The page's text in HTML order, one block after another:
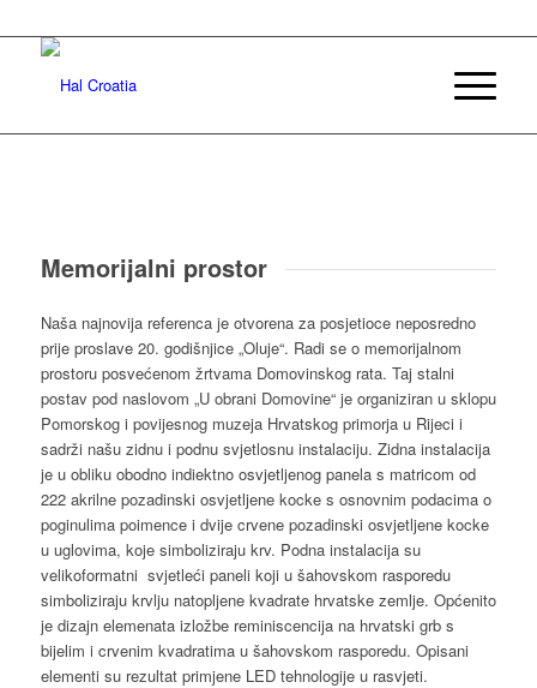
Memorijalni prostor
Naša najnovija referenca je otvorena za posjetioce neposredno
prije proslave 20. godišnjice „Oluje“. Radi se o memorijalnom
prostoru posvećenom žrtvama Domovinskog rata. Taj stalni
postav pod naslovom „U obrani Domovine“ je organiziran u sklopu
Pomorskog i povijesnog muzeja Hrvatskog primorja u Rijeci i
sadrži našu zidnu i podnu svjetlosnu instalaciju. Zidna instalacija
je u obliku obodno indiektno osvjetljenog panela s matricom od
222 akrilne pozadinski osvjetljene kocke s osnovnim podacima o
poginulima poimence i dvije crvene pozadinski osvjetljene kocke
u uglovima, koje simboliziraju krv. Podna instalacija su
velikoformatni svjetleći paneli koji u šahovskom rasporedu
simboliziraju krvlju natopljene kvadrate hrvatske zemlje. Općenito
je dizajn elemenata izložbe reminiscencija na hrvatski grb s
bijelim i crvenim kvadratima u šahovskom rasporedu. Opisani
elementi su rezultat primjene LED tehnologije u rasvjeti.